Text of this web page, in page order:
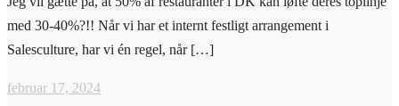
med 30-40%?!! Når vi har et internt festligt arrangement i
Salesculture, har vi én regel, når […]
februar 17, 2024